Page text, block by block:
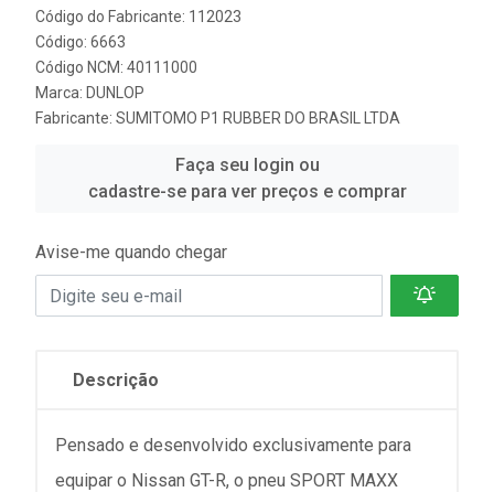
Código do Fabricante: 112023
Código: 6663
Código NCM: 40111000
Marca: DUNLOP
Fabricante: SUMITOMO P1 RUBBER DO BRASIL LTDA
Faça seu login ou
cadastre-se para ver preços e comprar
Avise-me quando chegar
Descrição
Pensado e desenvolvido exclusivamente para
equipar o Nissan GT-R, o pneu SPORT MAXX